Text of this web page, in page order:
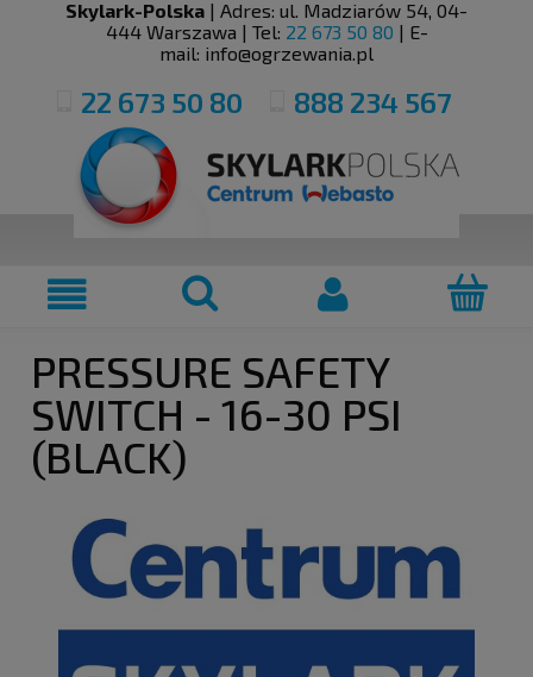
Skylark-Polska | Adres: ul. Madziarów 54, 04-
444 Warszawa | Tel: 22 673 50 80 | E-
mail: info@ogrzewania.pl
22 673 50 80 888 234 567
PRESSURE SAFETY
SWITCH - 16-30 PSI
(BLACK)